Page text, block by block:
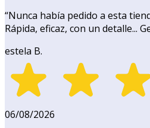
“Nunca había pedido a esta
Rápida, eficaz, con un detalle...
estela B.
06/08/2026